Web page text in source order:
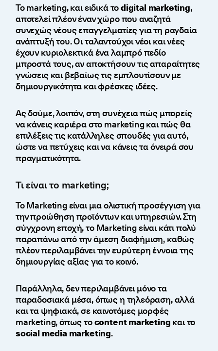
Το marketing, και ειδικά τοdigital marketing,
αποτελεί πλέον έναν χώρο που αναζητά
συνεχώς νέους επαγγελματίες για τη ραγδαία
ανάπτυξή του. Οι ταλαντούχοι νέοι και νέες
έχουν κυριολεκτικά ένα λαμπρό πεδίο
μπροστά τους, αν αποκτήσουν τις απαραίτητες
γνώσεις και βεβαίως τις εμπλουτίσουν με
δημιουργικότητα και φρέσκες ιδέες.
Ας δούμε, λοιπόν, στη συνέχεια πώς μπορείς
να κάνεις καριέρα στο marketing και πώς θα
επιλέξεις τις κατάλληλες σπουδές για αυτό,
ώστε να πετύχεις και να κάνεις τα όνειρά σου
πραγματικότητα.
Τι είναι το marketing;
Το Marketing είναι μια ολιστική προσέγγιση για
την προώθηση προϊόντων και υπηρεσιών. Στη
σύγχρονη εποχή, το Marketing είναι κάτι πολύ
παραπάνω από την άμεση διαφήμιση, καθώς
πλέον περιλαμβάνει την ευρύτερη έννοια της
δημιουργίας αξίας για το κοινό.
Παράλληλα, δεν περιλαμβάνει μόνο τα
παραδοσιακά μέσα, όπως η τηλεόραση, αλλά
και τα ψηφιακά, σε καινοτόμες μορφές
marketing, όπως τοcontent marketingκαι το
social media marketing.